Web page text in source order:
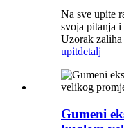
Na sve upite
svoja pitanja i
Uzorak zaliha
upitdetalj
Gumeni